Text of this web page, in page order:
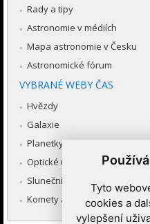
Tyto
cookies a
vylepšení
Rady a tipy
Astronomie v médiích
Mapa astronomie v Česku
Astronomické fórum
VYBRANÉ WEBY ČAS
Hvězdy
Galaxie
Planetky
Optické úkazy v atmosféře
Sluneční soustava
Komety a meteory